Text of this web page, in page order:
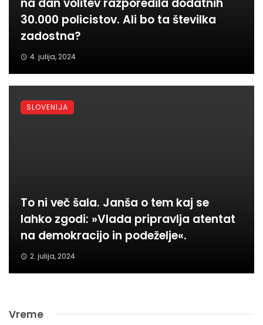
30.000 policistov. Ali bo ta številka
zadostna?
4. julija, 2024
To ni več šala. Janša o tem kaj se
lahko zgodi: »Vlada pripravlja atentat
na demokracijo in podeželje«.
2. julija, 2024
SLOVENIJA
Vreme